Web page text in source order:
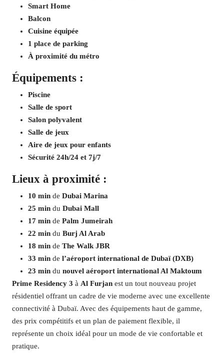
Smart Home
Balcon
Cuisine équipée
1 place de parking
À proximité du métro
Équipements :
Piscine
Salle de sport
Salon polyvalent
Salle de jeux
Aire de jeux pour enfants
Sécurité 24h/24 et 7j/7
Lieux à proximité :
10 min de Dubai Marina
25 min du Dubai Mall
17 min de Palm Jumeirah
22 min du Burj Al Arab
18 min de The Walk JBR
33 min de l’aéroport international de Dubaï (DXB)
23 min du nouvel aéroport international Al Maktoum
Prime Residency 3 à Al Furjan est un tout nouveau projet
résidentiel offrant un cadre de vie moderne avec une excellente
connectivité à Dubaï. Avec des équipements haut de gamme,
des prix compétitifs et un plan de paiement flexible, il
représente un choix idéal pour un mode de vie confortable et
pratique.